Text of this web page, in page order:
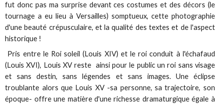
fut donc pas ma surprise devant ces costumes et des décors (le
tournage a eu lieu à Versailles) somptueux, cette photographie
d'une beauté crépusculaire, et la qualité des textes et de l'aspect
historique !
Pris entre le Roi soleil (Louis XIV) et le roi conduit à l'échafaud
(Louis XVI), Louis XV reste ainsi pour le public un roi sans visage
et sans destin, sans légendes et sans images. Une éclipse
troublante alors que Louis XV -sa personne, sa trajectoire, son
époque- offre une matière d'une richesse dramaturgique égale à